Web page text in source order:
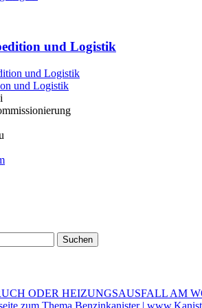
und Logistik
und Logistik
ODER HEIZUNGSAUSFALL AM
zum Thema Benzinkanister |